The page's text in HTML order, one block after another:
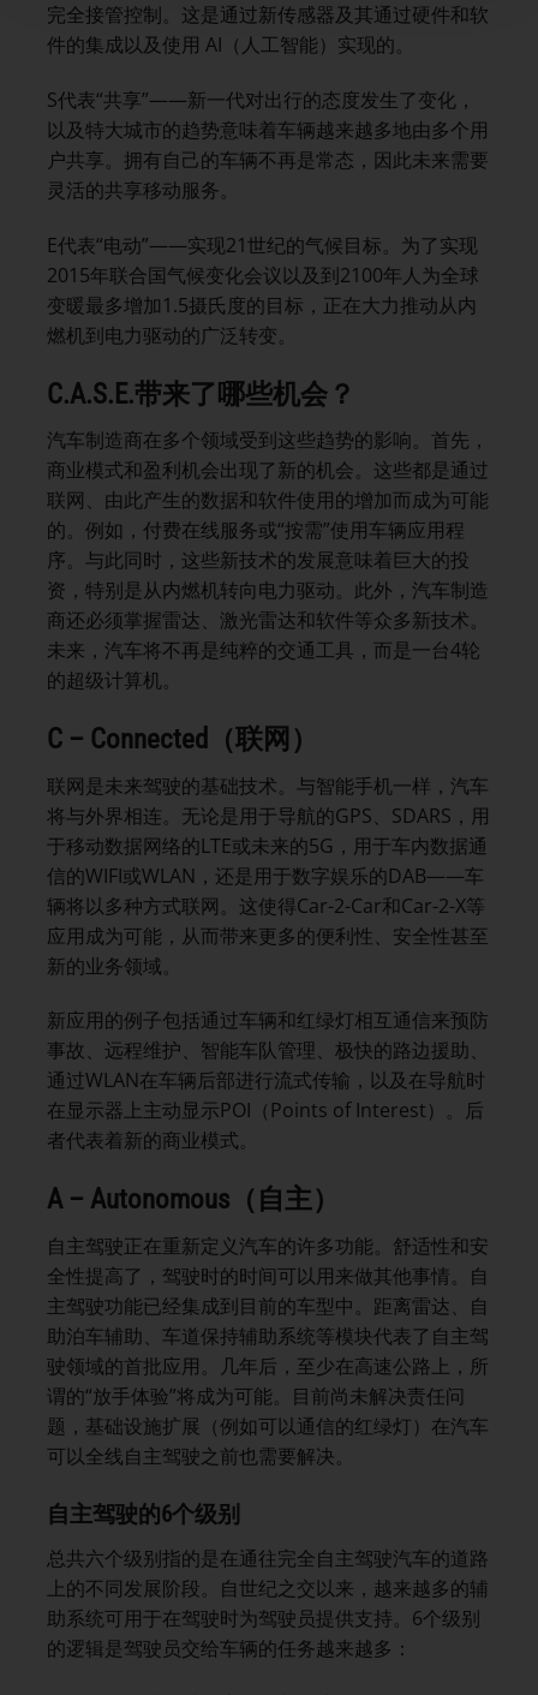
完全接管控制。这是通过新传感器及其通过硬件和软
件的集成以及使用 AI（人工智能）实现的。
S代表“共享”——新一代对出行的态度发生了变化，
以及特大城市的趋势意味着车辆越来越多地由多个用
户共享。拥有自己的车辆不再是常态，因此未来需要
灵活的共享移动服务。
E代表“电动”——实现21世纪的气候目标。为了实现
2015年联合国气候变化会议以及到2100年人为全球
变暖最多增加1.5摄氏度的目标，正在大力推动从内
燃机到电力驱动的广泛转变。
C.A.S.E.带来了哪些机会？
汽车制造商在多个领域受到这些趋势的影响。首先，
商业模式和盈利机会出现了新的机会。这些都是通过
联网、由此产生的数据和软件使用的增加而成为可能
的。例如，付费在线服务或“按需”使用车辆应用程
序。与此同时，这些新技术的发展意味着巨大的投
资，特别是从内燃机转向电力驱动。此外，汽车制造
商还必须掌握雷达、激光雷达和软件等众多新技术。
未来，汽车将不再是纯粹的交通工具，而是一台4轮
的超级计算机。
C – Connected （联网）
联网是未来驾驶的基础技术。与智能手机一样，汽车
将与外界相连。无论是用于导航的GPS、SDARS，用
于移动数据网络的LTE或未来的5G，用于车内数据通
信的WIFI或WLAN，还是用于数字娱乐的DAB——车
辆将以多种方式联网。这使得Car-2-Car和Car-2-X等
应用成为可能，从而带来更多的便利性、安全性甚至
新的业务领域。
新应用的例子包括通过车辆和红绿灯相互通信来预防
事故、远程维护、智能车队管理、极快的路边援助、
通过WLAN在车辆后部进行流式传输，以及在导航时
在显示器上主动显示POI（Points of Interest）。后
者代表着新的商业模式。
A – Autonomous（自主）
自主驾驶正在重新定义汽车的许多功能。舒适性和安
全性提高了，驾驶时的时间可以用来做其他事情。自
主驾驶功能已经集成到目前的车型中。距离雷达、自
助泊车辅助、车道保持辅助系统等模块代表了自主驾
驶领域的首批应用。几年后，至少在高速公路上，所
谓的“放手体验”将成为可能。目前尚未解决责任问
题，基础设施扩展（例如可以通信的红绿灯）在汽车
可以全线自主驾驶之前也需要解决。
自主驾驶的6个级别
总共六个级别指的是在通往完全自主驾驶汽车的道路
上的不同发展阶段。自世纪之交以来，越来越多的辅
助系统可用于在驾驶时为驾驶员提供支持。6个级别
的逻辑是驾驶员交给车辆的任务越来越多：